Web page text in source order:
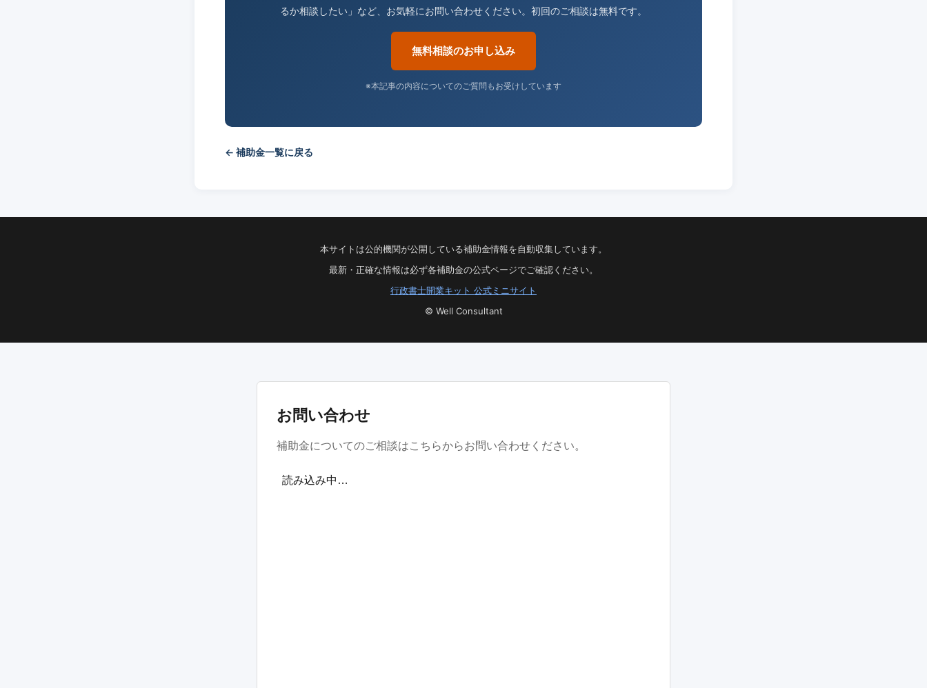
るか相談したい」など、お気軽にお問い合わせください。初回のご相談は無料です。
無料相談のお申し込み
※本記事の内容についてのご質問もお受けしています
← 補助金一覧に戻る
本サイトは公的機関が公開している補助金情報を自動収集しています。
最新・正確な情報は必ず各補助金の公式ページでご確認ください。
行政書士開業キット 公式ミニサイト
© Well Consultant
お問い合わせ
補助金についてのご相談はこちらからお問い合わせください。